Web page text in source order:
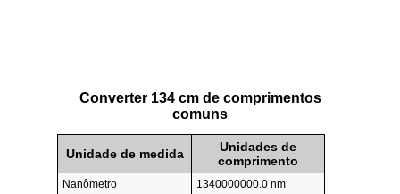
Converter 134 cm de comprimentos
comuns
Unidade de medida
Unidades de
comprimento
Nanômetro
1340000000.0 nm